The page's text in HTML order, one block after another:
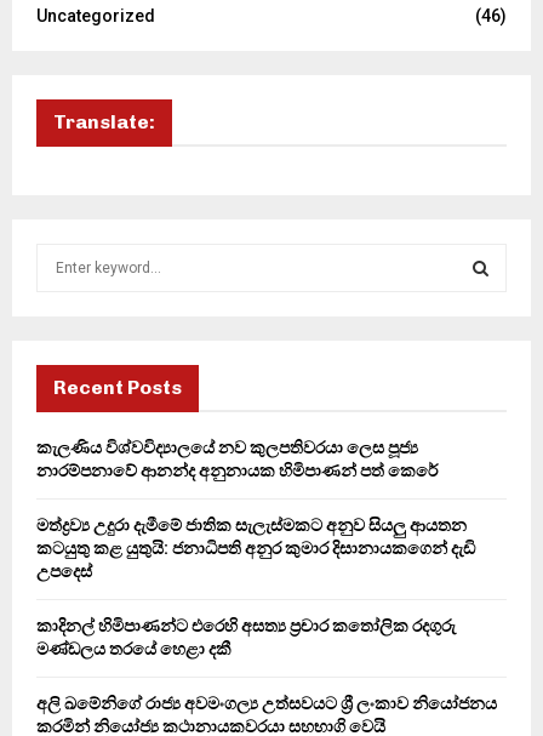
Uncategorized
(46)
Translate:
f
r
H
Recent Posts
කැලණිය විශ්වවිද්‍යාලයේ නව කුලපතිවරයා ලෙස පූජ්‍ය
නාරම්පනාවේ ආනන්ද අනුනායක හිමිපාණන් පත් කෙරේ
මත්ද්‍රව්‍ය උදුරා දැමීමේ ජාතික සැලැස්මකට අනුව සියලු ආයතන
කටයුතු කළ යුතුයි: ජනාධිපති අනුර කුමාර දිසානායකගෙන් දැඩි
උපදෙස්
කාදිනල් හිමිපාණන්ට එරෙහි අසත්‍ය ප්‍රචාර කතෝලික රදගුරු
මණ්ඩලය තරයේ හෙළා දකී
අලි ඛමේනිගේ රාජ්‍ය අවමංගල්‍ය උත්සවයට ශ්‍රී ලංකාව නියෝජනය
කරමින් නියෝජ්‍ය කථානායකවරයා සහභාගි වෙයි